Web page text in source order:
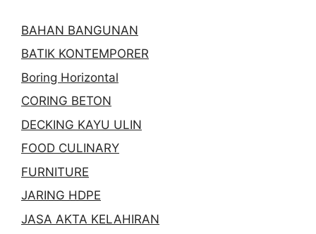
BAHAN BANGUNAN
BATIK KONTEMPORER
Boring Horizontal
CORING BETON
DECKING KAYU ULIN
FOOD CULINARY
FURNITURE
JARING HDPE
JASA AKTA KELAHIRAN